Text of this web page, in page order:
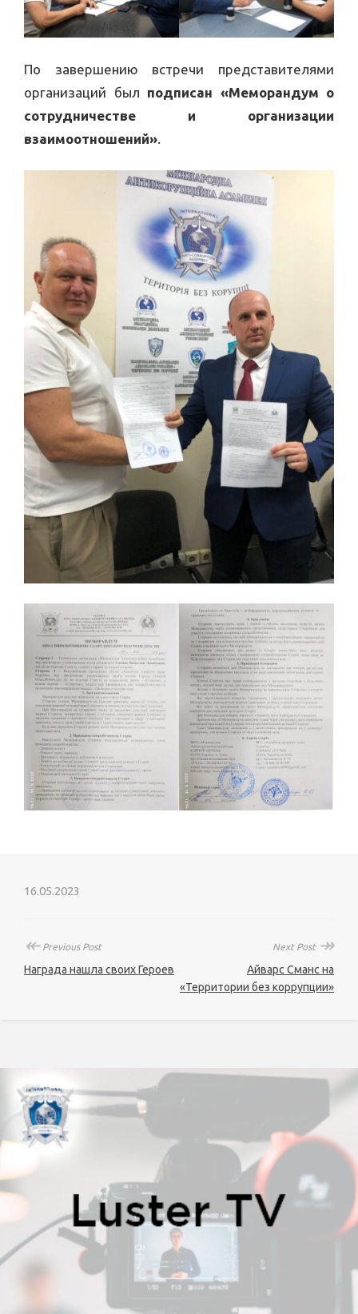
По завершению встречи представителями
организаций был подписан «Меморандум о
сотрудничестве и организации
взаимоотношений».
16.05.2023
↞Previous Post
Награда нашла своих Героев
Next Post ↠
Айварс Сманс на
«Территории без коррупции»